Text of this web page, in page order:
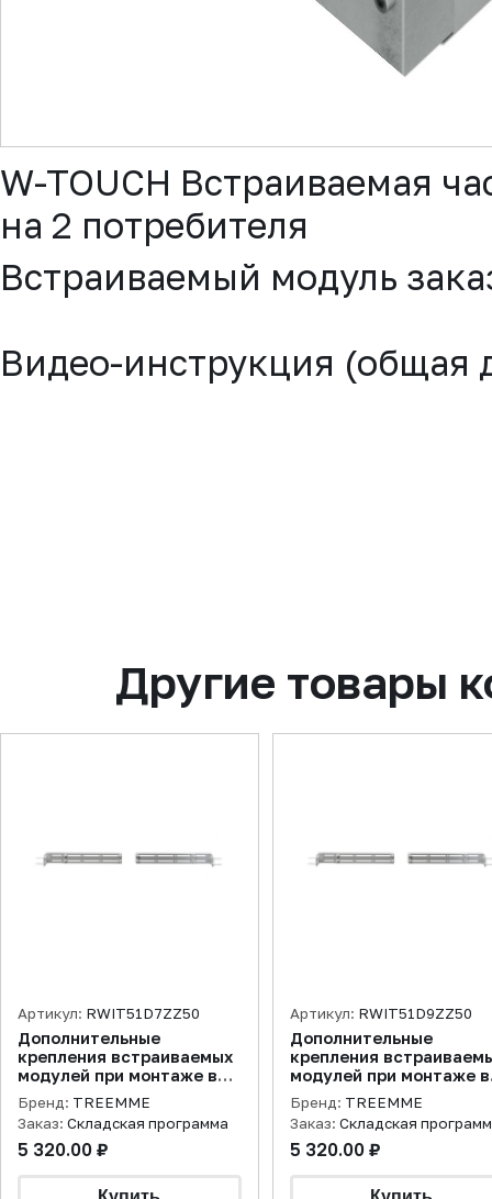
W-TOUCH Встраиваемая
на 2 потребителя
Встраиваемый модуль
Видео-инструкция (общая
Другие товары
Артикул: RWIT51D7ZZ50
Дополнительные
крепления встраиваемых
модулей при монтаже в
гипсокартонные стены
Бренд: TREEMME
Заказ: Складская программа
5 320.00 ₽
Артикул: RWIT51D9ZZ50
Дополнительные
крепления
модулей при монтаже в
гипсокартонные стены
Бренд: TREEMME
Заказ: Складская
5 320.00 ₽